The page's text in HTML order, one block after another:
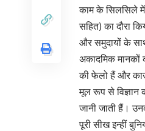
काम के सिलसिले में
सहित) का दौरा
और समुदायों के
अकादमिक मानकों
की फेलो हैं और
मूल रूप से विज्ञान
जानी जाती हैं।
पूरी सीख इन्हीं